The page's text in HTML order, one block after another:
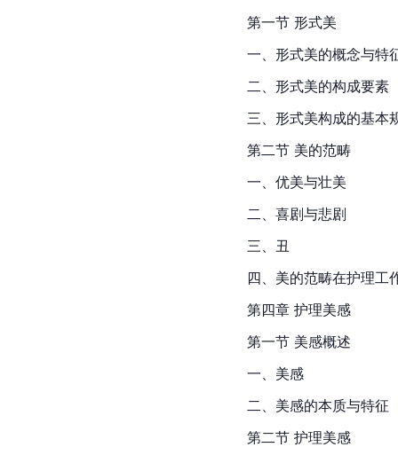
第一节 形式美
一、形式美的概念与特
二、形式美的构成要素
三、形式美构成的基本
第二节 美的范畴
一、 优美与壮美
二、喜剧与悲剧
三、丑
四、美的范畴在护理工
第四章 护理美感
第一节 美感概述
一、美感
二、美感的本质与特征
第二节 护理美感